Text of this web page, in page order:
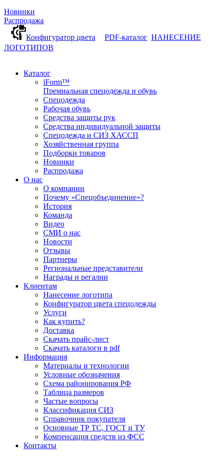
Новинки
Распродажа
Конфигуратор цвета
PDF-каталог НАНЕСЕНИЕ
ЛОГОТИПОВ
Каталог
iForm™
Премиальная спецодежда и обувь
Спецодежда
Рабочая обувь
Средства защиты рук
Средства индивидуальной защиты
Спецодежда и СИЗ ХАССП
Хозяйственная группа
Подборки товаров
Новинки
Распродажа
О нас
О компании
Почему «Спецобъединение»?
История
Команда
Видео
СМИ о нас
Новости
Отзывы
Партнеры
Региональные представители
Награды и регалии
Клиентам
Нанесение логотипа
Конфигуратор цвета спецодежды
Услуги
Как купить?
Доставка
Скачать прайс-лист
Скачать каталоги в pdf
Информация
Материалы и технологии
Условные обозначения
Схема районирования РФ
Таблица размеров
Частые вопросы
Классификация СИЗ
Справочник покупателя
Основные ТР ТС, ГОСТ и ТУ
Компенсация средств из ФСС
Контакты